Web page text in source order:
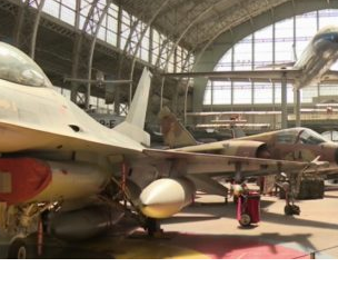
: un ancien bras de la
une ancienne brasserie
patrimoine bruxellois